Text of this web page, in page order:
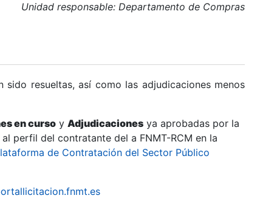
Unidad responsable: Departamento de Compras
resueltas, así como las adjudicaciones menos
en curso y Adjudicaciones ya aprobadas por la
perfil del contratante del a FNMT-RCM en la
de Contratación del Sector Público